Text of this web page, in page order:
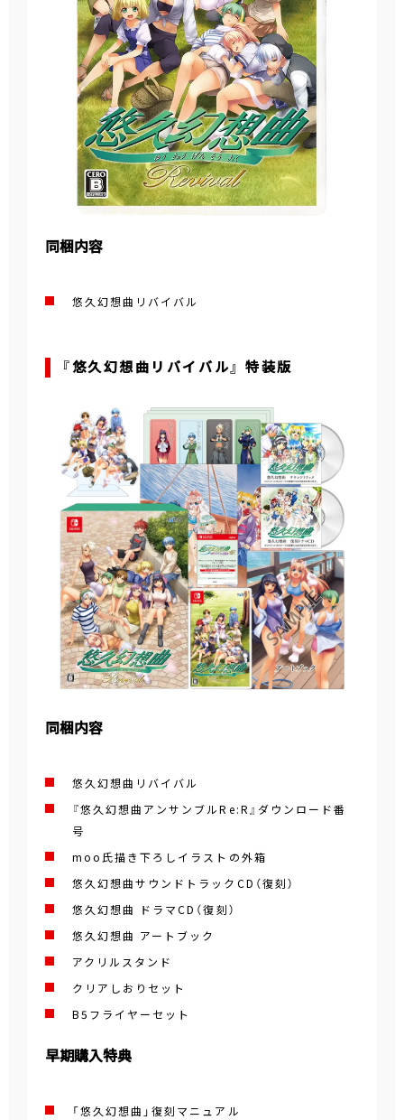
同梱内容
悠久幻想曲リバイバル
『悠久幻想曲リバイバル』 特装版
同梱内容
悠久幻想曲リバイバル
『悠久幻想曲アンサンブルRe:R』ダウンロード番
号
moo氏描き下ろしイラストの外箱
悠久幻想曲サウンドトラックCD（復刻）
悠久幻想曲 ドラマCD（復刻）
悠久幻想曲 アートブック
アクリルスタンド
クリアしおりセット
B5フライヤーセット
早期購入特典
「悠久幻想曲」復刻マニュアル